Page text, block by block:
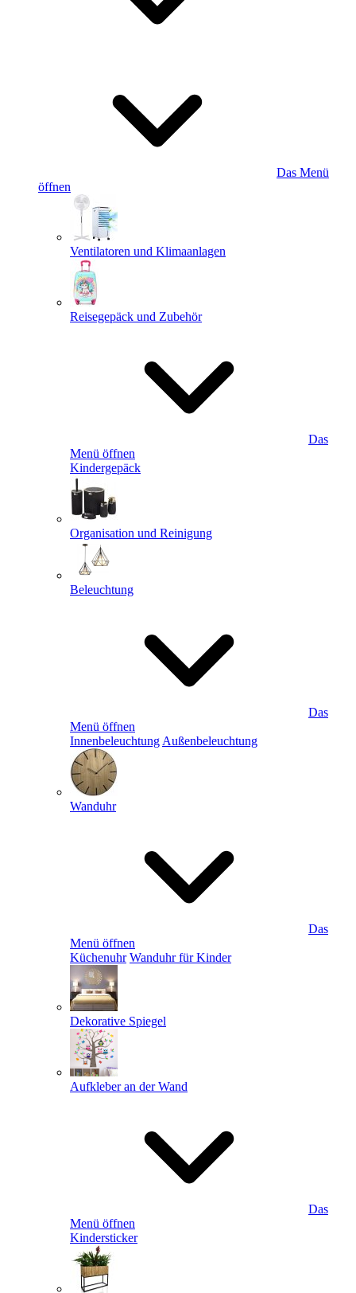
Das Menü
öffnen
Ventilatoren und Klimaanlagen
Reisegepäck und Zubehör
Das
Menü öffnen
Kindergepäck
Organisation und Reinigung
Beleuchtung
Das
Menü öffnen
Innenbeleuchtung Außenbeleuchtung
Wanduhr
Das
Menü öffnen
Küchenuhr Wanduhr für Kinder
Dekorative Spiegel
Aufkleber an der Wand
Das
Menü öffnen
Kindersticker